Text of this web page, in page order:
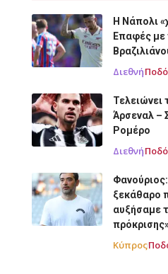
Η Νάπολι
Επαφές με
Διεθνή
Τελειώνει
Άρσεναλ –
Ρομέρο
Διεθνή
ξεκάθαρο
αυξήσαμε
Κύπρος